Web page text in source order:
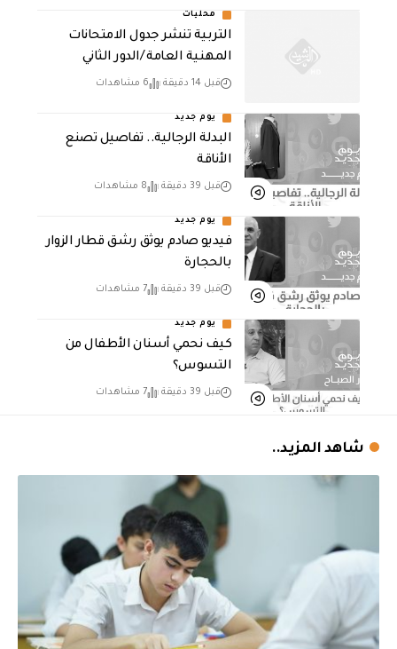
محليات
التربية تنشر جدول الامتحانات
المهنية العامة /الدور الثاني
قبل 14 دقيقة 6 مشاهدات
يوم جديد
البدلة الرجالية.. تفاصيل تصنع
الأناقة
قبل 39 دقيقة 8 مشاهدات
يوم جديد
فيديو صادم يوثق رشق قطار الزوار
بالحجارة
قبل 39 دقيقة 7 مشاهدات
يوم جديد
كيف نحمي أسنان الأطفال من
التسوس؟
قبل 39 دقيقة 7 مشاهدات
شاهد المزيد..